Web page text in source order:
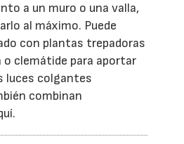
a un muro o una valla,
al máximo. Puede
con plantas trepadoras
o clemátide para aportar
luces colgantes
combinan